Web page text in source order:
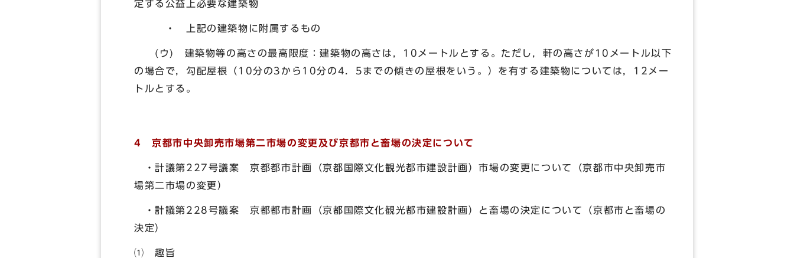
定する公益上必要な建築物
・ 上記の建築物に附属するもの
(ウ) 建築物等の高さの最高限度：建築物の高さは，10メートルとする。ただし，軒の高さが10メートル以下
の場合で，勾配屋根（10分の3から10分の4．5までの傾きの屋根をいう。）を有する建築物については，12メー
トルとする。
4 京都市中央卸売市場第二市場の変更及び京都市と畜場の決定について
・計議第227号議案 京都都市計画（京都国際文化観光都市建設計画）市場の変更について（京都市中央卸売市
場第二市場の変更）
・計議第228号議案 京都都市計画（京都国際文化観光都市建設計画）と畜場の決定について（京都市と畜場の
決定）
⑴ 趣旨